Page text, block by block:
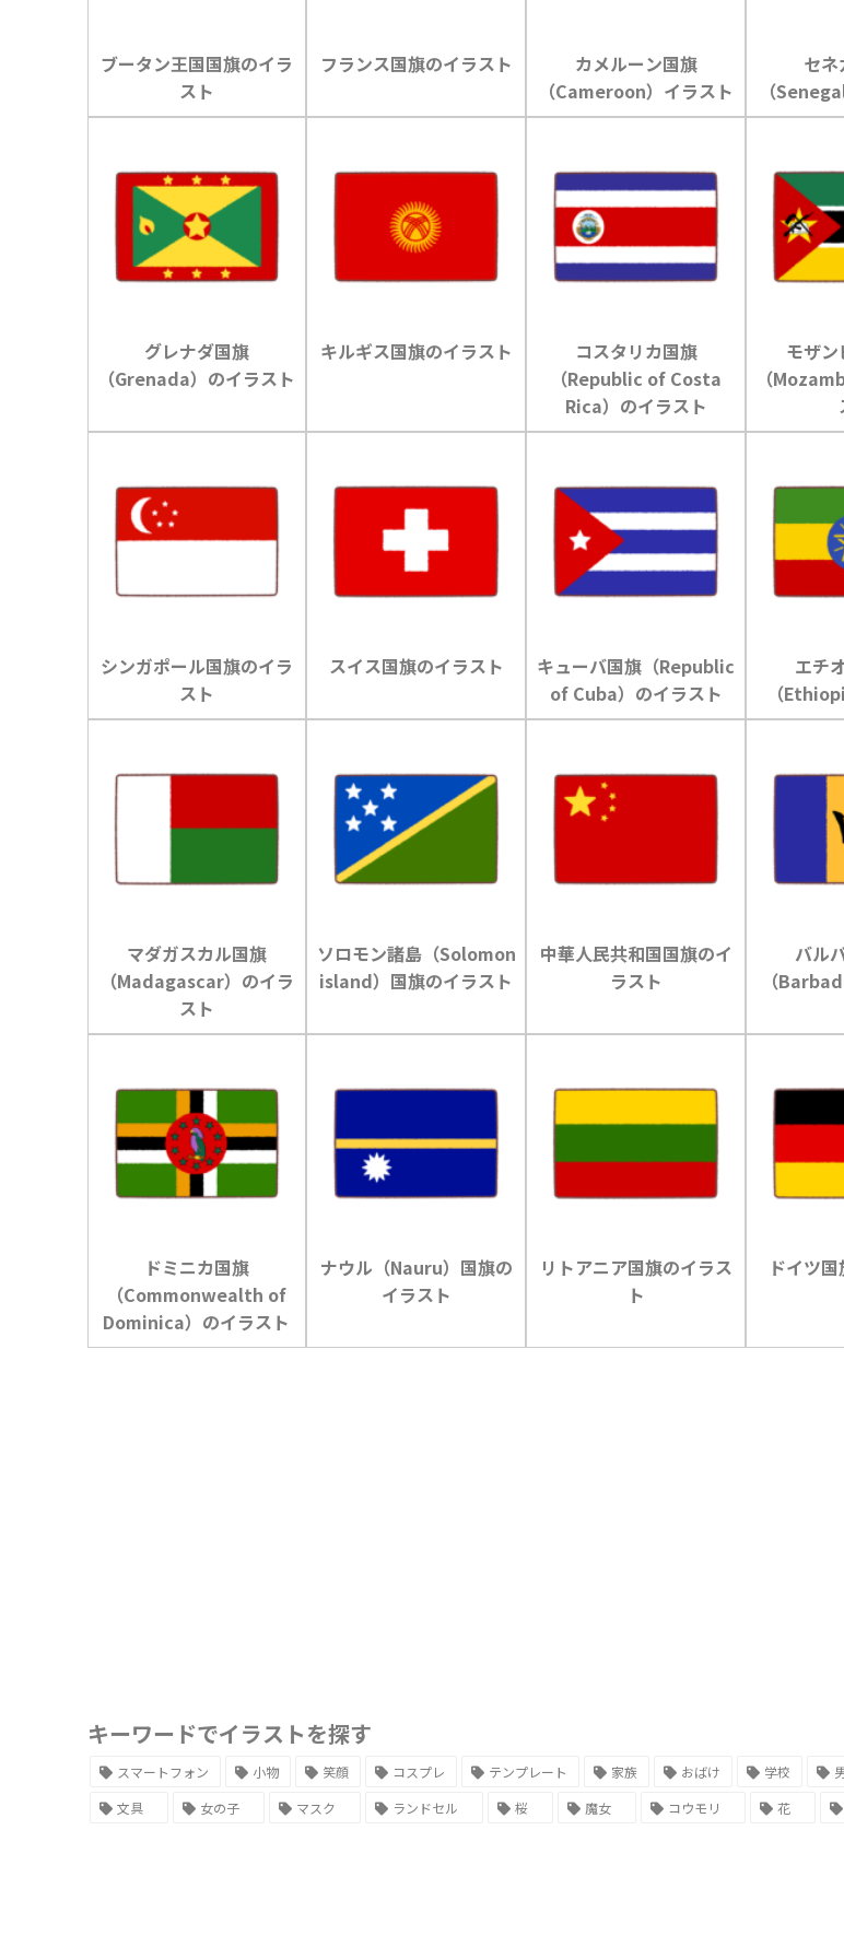
ブータン王国国旗のイラ
スト
フランス国旗のイラスト
カメルーン国旗
（Cameroon）イラスト
セ
（
グレナダ国旗
（Grenada）のイラスト
キルギス国旗のイラスト
コスタリカ国旗
（Republic of Costa
Rica）のイラスト
モザ
（
シンガポール国旗のイラ
スト
スイス国旗のイラスト
キューバ国旗（Republic
of Cuba）のイラスト
エチ
（
マダガスカル国旗
（Madagascar）のイラ
スト
ソロモン諸島（Solomon
island）国旗のイラスト
中華人民共和国国旗のイ
ラスト
バル
（
ドミニカ国旗
（Commonwealth of
Dominica）のイラスト
ナウル（Nauru）国旗の
イラスト
リトアニア国旗のイラス
ト
ドイツ
キーワードでイラストを探す
スマートフォン 小物 笑顔 コスプレ テンプレート 家族 おばけ 学校
文具
女の子 マスク ランドセル 桜 魔女 コウモリ 花